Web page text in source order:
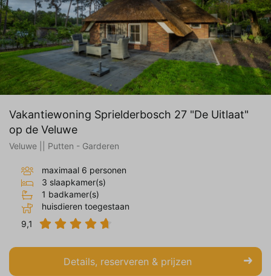
Noodzakelijke cookies helpen een website
bruikbaarder te maken, door basisfuncties
als paginanavigatie en toegang tot beveiligde
gedeelten van de website mogelijk te maken.
Zonder deze cookies kan de website niet
naar behoren werken.
Marketing:
Deze site gebruikt cookies en Google
technologieën om het siteverkeer te
analyseren. Het doel van marketingcookies is
op en relevant zijn voor de individuele
gebruiker. Deze advertenties worden zo
waardevoller voor uitgevers en externe
adverteerders.
Vakantiewoning Sprielderbosch 27 "De Uitlaat"
op de Veluwe
Veluwe || Putten - Garderen
maximaal 6 personen
3 slaapkamer(s)
1 badkamer(s)
huisdieren toegestaan
9,1
Details, reserveren & prijzen